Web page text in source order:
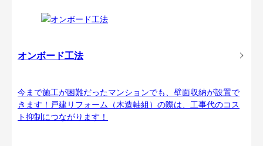
オンボード工法
今まで施工が困難だったマンションでも、壁面収納が設置で
きます！戸建リフォーム（木造軸組）の際は、工事代のコス
ト抑制につながります！